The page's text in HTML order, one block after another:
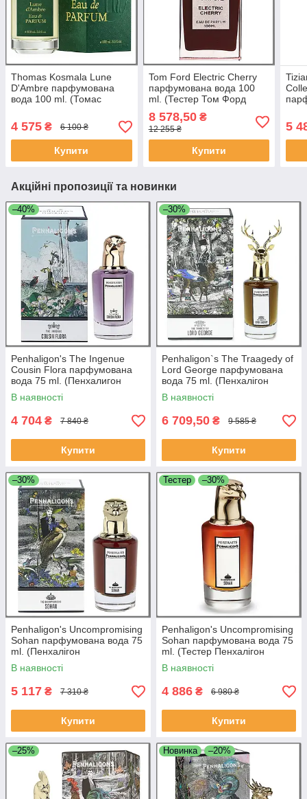
Thomas Kosmala Lune
D'Ambre парфумована
вода 100 ml. (Томас
4 575 ₴ 6 100 ₴
Купити
Tom Ford Electric Cherry
парфумована вода 100
ml. (Тестер Том Форд
Електрик Черрі)
8 578,50₴
12 255 ₴
Купити
5
Акційні пропозиції та новинки
–40%
Penhaligon's The Ingenue
Cousin Flora парфумована
вода 75 ml. (Пенхалигон
Кузіна Флора)
В наявності
4 704 ₴ 7 840 ₴
Купити
–30%
Penhaligon`s The Traagedy of
Lord George парфумована
вода 75 ml. (Пенхалігон
кардіолог лорда Джорджа)
В наявності
6 709,50 ₴ 9 585 ₴
Купити
–30%
Penhaligon's Uncompromising
Sohan парфумована вода 75
ml. (Пенхалігон
Безкомпромісний Сохан)
В наявності
5 117 ₴ 7 310 ₴
Купити
Тестер –30%
Penhaligon's Uncompromising
Sohan парфумована вода 75
ml. (Тестер Пенхалігон
Безкомпромісний Сохан)
В наявності
4 886 ₴ 6 980 ₴
Купити
–25% Новинка –20%